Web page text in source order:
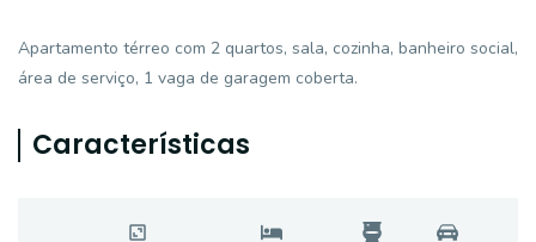
Apartamento térreo com 2 quartos, sala, cozinha, banheiro social,
área de serviço, 1 vaga de garagem coberta.
Características